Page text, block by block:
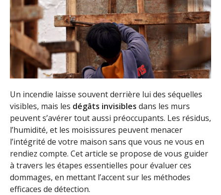
Un incendie laisse souvent derrière lui des séquelles
visibles, mais les dégâts invisibles dans les murs
peuvent s’avérer tout aussi préoccupants. Les résidus,
l’humidité, et les moisissures peuvent menacer
l’intégrité de votre maison sans que vous ne vous en
rendiez compte. Cet article se propose de vous guider
à travers les étapes essentielles pour évaluer ces
dommages, en mettant l’accent sur les méthodes
efficaces de détection.